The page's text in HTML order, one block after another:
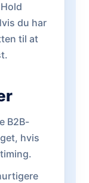
Hold
du har
til at
B2B-
hvis